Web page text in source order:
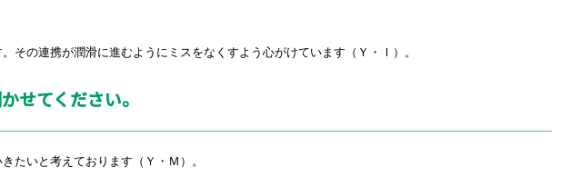
その連携が潤滑に進むようにミスをなくすよう心がけています（Ｙ・Ｉ）。
せてください。
たいと考えております（Ｙ・Ｍ）。